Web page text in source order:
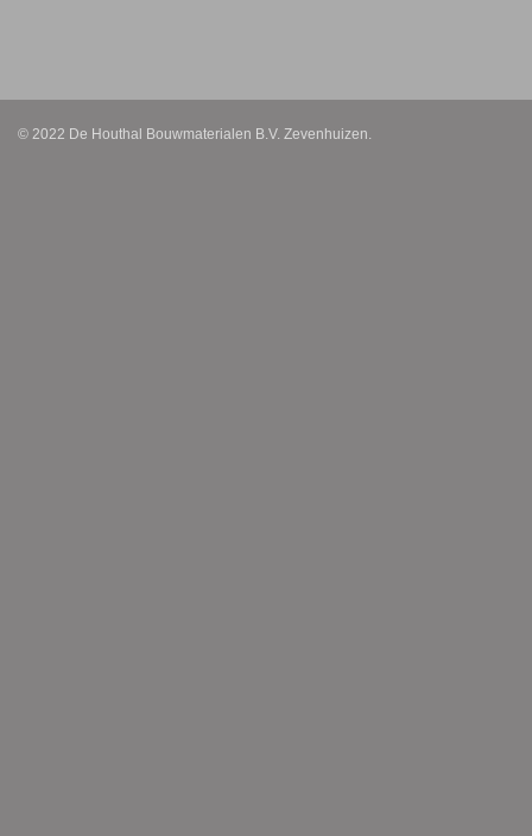
© 2022 De Houthal Bouwmaterialen B.V. Zevenhuizen.